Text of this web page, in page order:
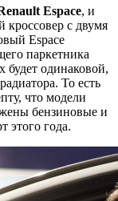
Espace, и
кроссовер с двумя
Espace
паркетника
будет одинаковой,
То есть
что модели
бензиновые и
этого года.